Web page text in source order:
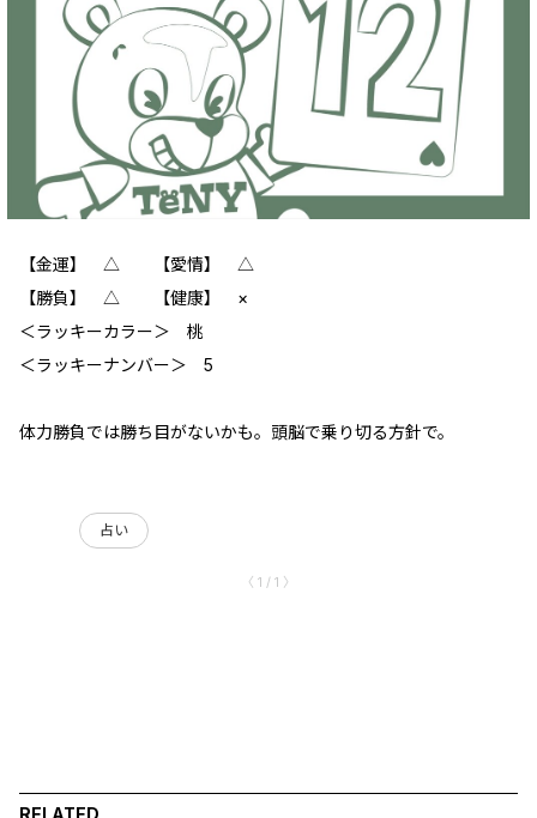
【金運】 △ 【愛情】 △
【勝負】 △ 【健康】 ×
＜ラッキーカラー＞ 桃
＜ラッキーナンバー＞ 5
体力勝負では勝ち目がないかも。頭脳で乗り切る方針で。
占い
〈 1 / 1 〉
RELATED